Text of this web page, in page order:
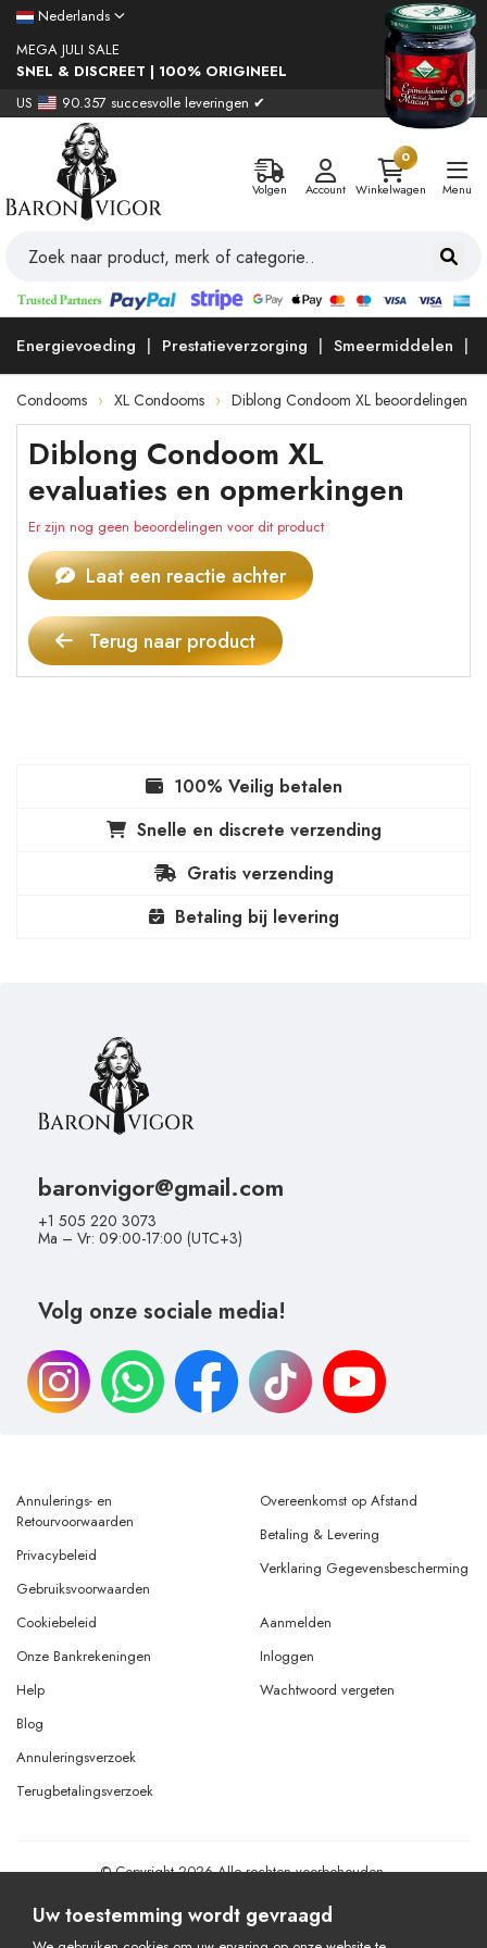
Nederlands
MEGA JULI SALE
SNEL & DISCREET | 100% ORIGINEEL
US
90.357 succesvolle leveringen ✔
Volgen Account
0
Winkelwagen
Menu
Energievoeding Prestatieverzorging Smeermiddelen
Condooms XL Condooms Diblong Condoom XL beoordelingen
Diblong Condoom XL
evaluaties en opmerkingen
Er zijn nog geen beoordelingen voor dit product
Laat een reactie achter
Terug naar product
100% Veilig betalen
Snelle en discrete verzending
Gratis verzending
Betaling bij levering
baronvigor@gmail.com
+1 505 220 3073
Ma – Vr: 09:00-17:00 (UTC+3)
Volg onze sociale media!
Annulerings- en
Retourvoorwaarden
Privacybeleid
Gebruiksvoorwaarden
Overeenkomst op Afstand
Betaling & Levering
Verklaring Gegevensbescherming
Cookiebeleid
Onze Bankrekeningen
Help
Aanmelden
Inloggen
Wachtwoord vergeten
Blog
Annuleringsverzoek
Terugbetalingsverzoek
© Copyright 2026 Alle rechten voorbehouden.
Uw toestemming wordt gevraagd